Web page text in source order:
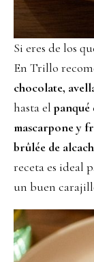
Si eres de los
En Trillo
chocolate,
hasta elpanqué
mascarpone y
brûlée de
receta es ideal
un buen